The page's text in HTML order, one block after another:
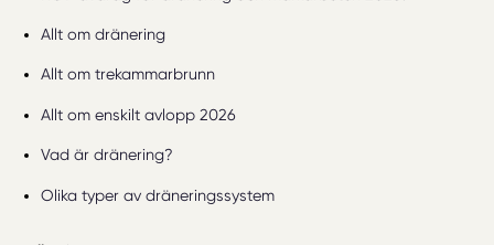
Allt om dränering
Allt om trekammarbrunn
Allt om enskilt avlopp 2026
Vad är dränering?
Olika typer av dräneringssystem